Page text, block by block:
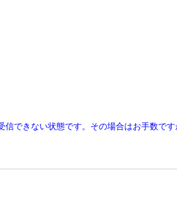
できない状態です。その場合はお手数です